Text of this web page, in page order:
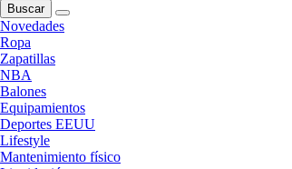
Buscar
Novedades
Ropa
Zapatillas
NBA
Balones
Equipamientos
Deportes EEUU
Lifestyle
Mantenimiento físico